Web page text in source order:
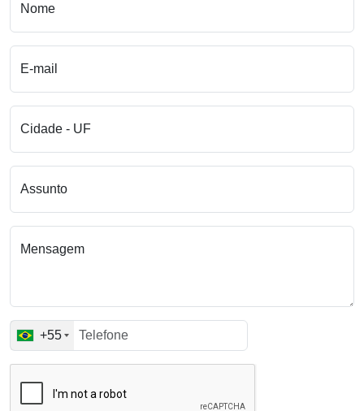
Nome
E-mail
Cidade - UF
Assunto
Mensagem
+55